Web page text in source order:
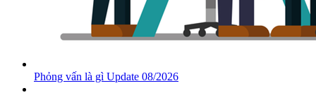
Phỏng vấn là gì Update 08/2026